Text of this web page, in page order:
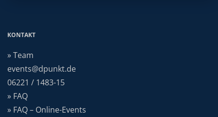
KONTAKT
» Team
events@dpunkt.de
06221 / 1483-15
» FAQ
» FAQ – Online-Events